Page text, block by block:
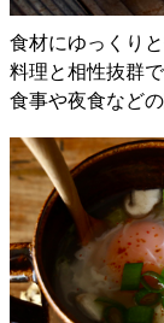
食材にゆっくり
料理と相性抜群
食事や夜食など